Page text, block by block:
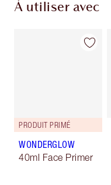
À utiliser avec
PRODUIT PRIMÉ
WONDERGLOW
40ml Face Primer